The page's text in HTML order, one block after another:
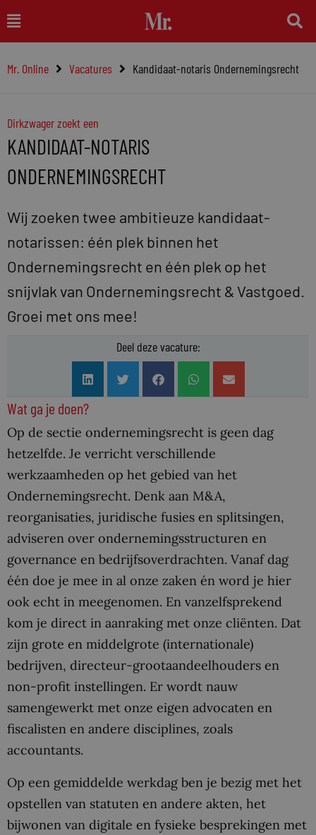
naar
inhoud
Main
Menu
Mr. Online Vacatures Kandidaat-notaris Ondernemingsrecht
Dirkzwager zoekt een
KANDIDAAT-NOTARIS
ONDERNEMINGSRECHT
Wij zoeken twee ambitieuze kandidaat-
notarissen: één plek binnen het
Ondernemingsrecht en één plek op het
snijvlak van Ondernemingsrecht & Vastgoed.
Groei met ons mee!
Deel deze vacature:
Wat ga je doen?
Op de sectie ondernemingsrecht is geen dag
hetzelfde. Je verricht verschillende
werkzaamheden op het gebied van het
Ondernemingsrecht. Denk aan M&A,
reorganisaties, juridische fusies en splitsingen,
adviseren over ondernemingsstructuren en
governance en bedrijfsoverdrachten. Vanaf dag
één doe je mee in al onze zaken én word je hier
ook echt in meegenomen. En vanzelfsprekend
kom je direct in aanraking met onze cliënten. Dat
zijn grote en middelgrote (internationale)
bedrijven, directeur-grootaandeelhouders en
non-profit instellingen. Er wordt nauw
samengewerkt met onze eigen advocaten en
fiscalisten en andere disciplines, zoals
accountants.
Op een gemiddelde werkdag ben je bezig met het
opstellen van statuten en andere akten, het
bijwonen van digitale en fysieke besprekingen met